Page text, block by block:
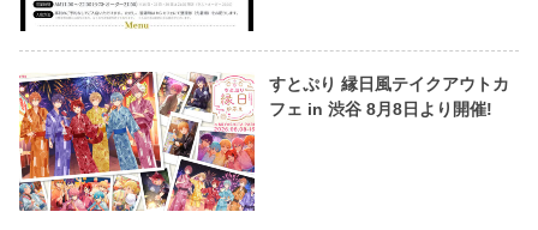
すとぷり 縁日風テイクアウトカ
フェ in 渋谷 8月8日より開催!